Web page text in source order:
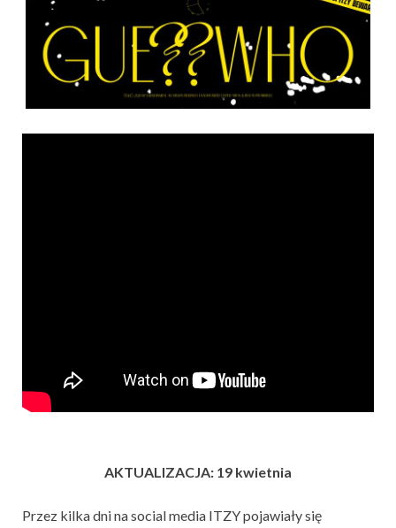
AKTUALIZACJA: 19 kwietnia
Przez kilka dni na social media ITZY pojawiały się